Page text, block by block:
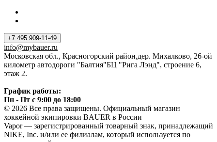
+7 495 909-11-49
info@mybauer.ru
Московская обл., Красногорский район,дер. Михалково, 26-ой
километр автодороги "Балтия"БЦ "Рига Лэнд", строение 6,
этаж 2.
График работы:
Пн - Пт с 9:00 до 18:00
© 2026 Все права защищены. Официальный магазин
хоккейной экипировки BAUER в России
Vapor — зарегистрированный товарный знак, принадлежащий
NIKE, Inc. и/или ее филиалам, который используется по